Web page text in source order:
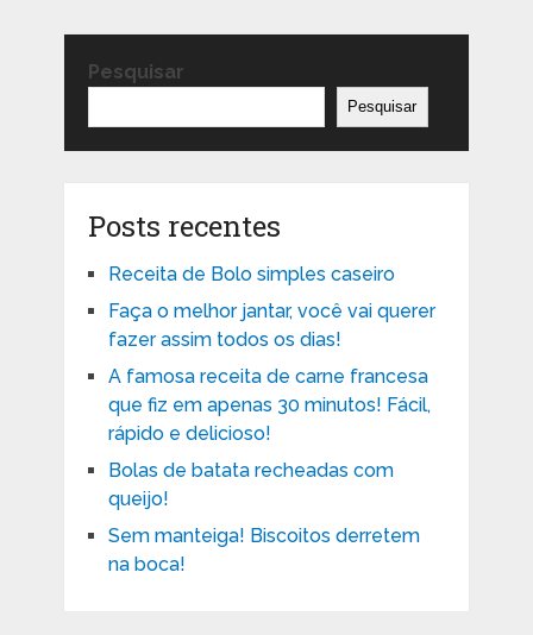
Pesquisar
Pesquisar
Posts recentes
Receita de Bolo simples caseiro
Faça o melhor jantar, você vai querer
fazer assim todos os dias!
A famosa receita de carne francesa
que fiz em apenas 30 minutos! Fácil,
rápido e delicioso!
Bolas de batata recheadas com
queijo!
Sem manteiga! Biscoitos derretem
na boca!